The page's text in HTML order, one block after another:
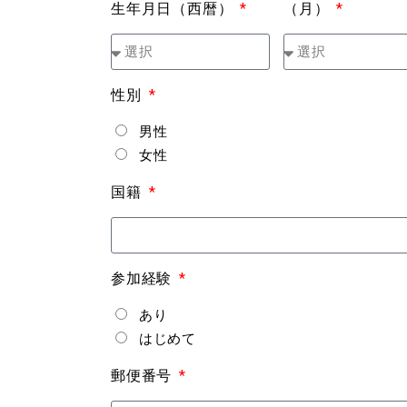
生年月日（西暦） （月）
性別
男性
女性
国籍
参加経験
あり
はじめて
郵便番号